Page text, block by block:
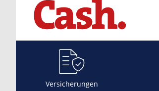
Versicherungen